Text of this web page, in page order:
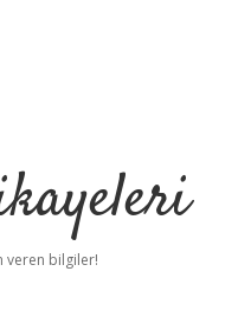
veren bilgiler!